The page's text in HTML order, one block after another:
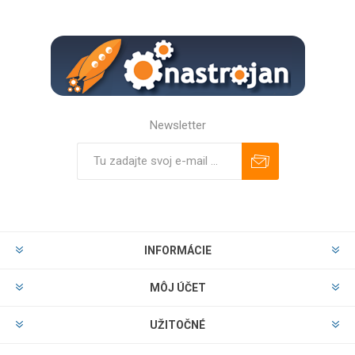
Newsletter
INFORMÁCIE
MÔJ ÚČET
UŽITOČNÉ